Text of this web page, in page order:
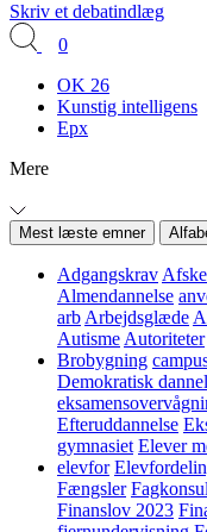
Skriv et debatindlæg
0
OK 26
Kunstig intelligens
Epx
Mere
Mest læste emner
Adgangskrav
Almendannelse
arb Arbejdsglæde
Autisme Autoriteter
Brobygning
Demokratisk
Efteruddannelse
gymnasiet Elever
elevfor
Fængsler
Finanslov 2023